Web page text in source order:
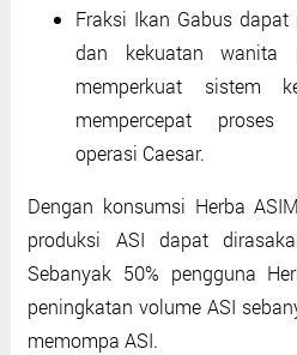
Fraksi Ikan Gabus
dan kekuatan wanita
memperkuat sistem
mempercepat proses
operasi Caesar.
Dengan konsumsi Herba
produksi ASI dapat
Sebanyak 50% pengguna
peningkatan volume ASI
memompa ASI.